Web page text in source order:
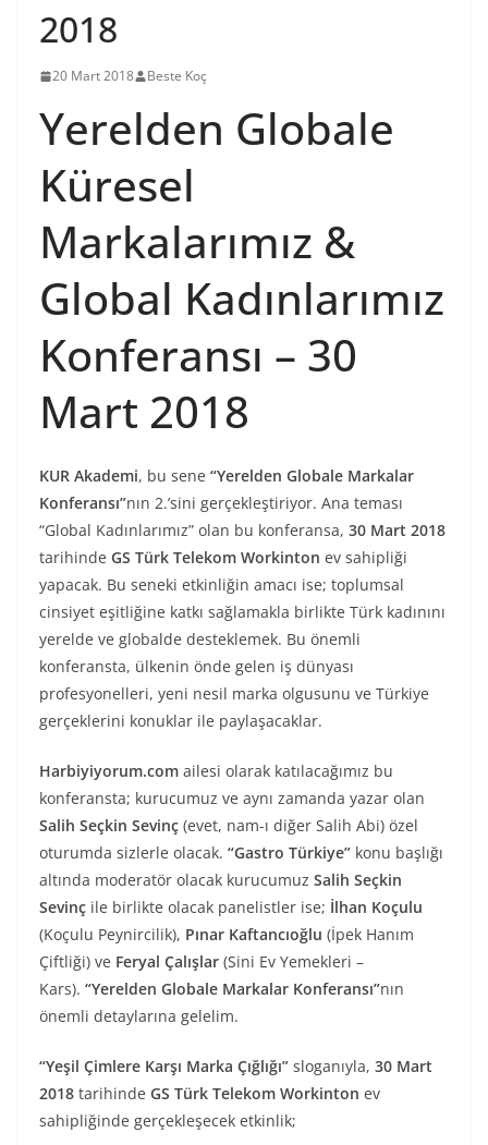
2018
20 Mart 2018 Beste Koç
Yerelden Globale
Küresel
Markalarımız &
Global Kadınlarımız
Konferansı – 30
Mart 2018
KUR Akademi, bu sene “Yerelden Globale Markalar
Konferansı”nın 2.’sini gerçekleştiriyor. Ana teması
“Global Kadınlarımız” olan bu konferansa, 30 Mart 2018
tarihinde GS Türk Telekom Workinton ev sahipliği
yapacak. Bu seneki etkinliğin amacı ise; toplumsal
cinsiyet eşitliğine katkı sağlamakla birlikte Türk kadınını
yerelde ve globalde desteklemek. Bu önemli
konferansta, ülkenin önde gelen iş dünyası
profesyonelleri, yeni nesil marka olgusunu ve Türkiye
gerçeklerini konuklar ile paylaşacaklar.
Harbiyiyorum.com ailesi olarak katılacağımız bu
konferansta; kurucumuz ve aynı zamanda yazar olan
Salih Seçkin Sevinç (evet, nam-ı diğer Salih Abi) özel
oturumda sizlerle olacak. “Gastro Türkiye” konu başlığı
altında moderatör olacak kurucumuz Salih Seçkin
Sevinç ile birlikte olacak panelistler ise; İlhan Koçulu
(Koçulu Peynircilik), Pınar Kaftancıoğlu (İpek Hanım
Çiftliği) ve Feryal Çalışlar (Sini Ev Yemekleri –
Kars). “Yerelden Globale Markalar Konferansı”nın
önemli detaylarına gelelim.
“Yeşil Çimlere Karşı Marka Çığlığı” sloganıyla, 30 Mart
2018 tarihinde GS Türk Telekom Workinton ev
sahipliğinde gerçekleşecek etkinlik;